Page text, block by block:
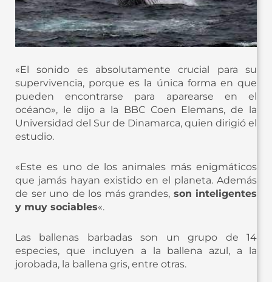
«El sonido es absolutamente crucial para su
supervivencia, porque es la única forma en que
pueden encontrarse para aparearse en el
océano», le dijo a la BBC Coen Elemans, de la
Universidad del Sur de Dinamarca, quien dirigió el
estudio.
«Este es uno de los animales más enigmáticos
que jamás hayan existido en el planeta. Además
de ser uno de los más grandes, son inteligentes
y muy sociables«.
Las ballenas barbadas son un grupo de 14
especies, que incluyen a la ballena azul, a la
jorobada, la ballena gris, entre otras.